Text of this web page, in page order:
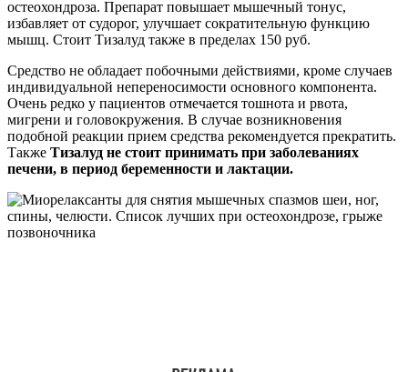
остеохондроза. Препарат повышает мышечный тонус,
избавляет от судорог, улучшает сократительную функцию
мышц. Стоит Тизалуд также в пределах 150 руб.
Средство не обладает побочными действиями, кроме случаев
индивидуальной непереносимости основного компонента.
Очень редко у пациентов отмечается тошнота и рвота,
мигрени и головокружения. В случае возникновения
подобной реакции прием средства рекомендуется прекратить.
Также Тизалуд не стоит принимать при заболеваниях
печени, в период беременности и лактации.